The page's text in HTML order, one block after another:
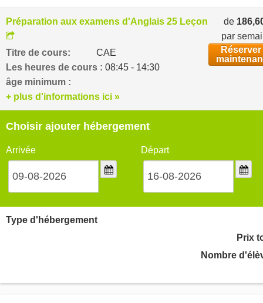
Préparation aux examens d'Anglais 25 Leçons par
Titre de cours:
CAE
Les heures de cours : 08:45 - 14:30
âge minimum :
de
par
Réserver
+ plus d'informations ici »
Choisir ajouter hébergement
Arrivée Départ
Type d'hébergement
Prix
Nombre